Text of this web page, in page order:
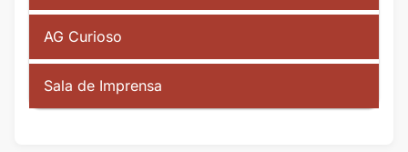
AG Curioso
Sala de Imprensa